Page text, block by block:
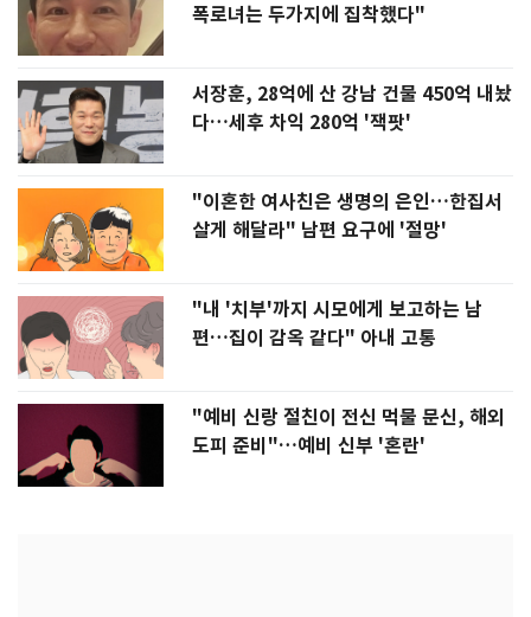
폭로녀는 두가지에 집착했다"
서장훈, 28억에 산 강남 건물 450억 내놨
다…세후 차익 280억 '잭팟'
"이혼한 여사친은 생명의 은인…한집서
살게 해달라" 남편 요구에 '절망'
"내 '치부'까지 시모에게 보고하는 남
편…집이 감옥 같다" 아내 고통
"예비 신랑 절친이 전신 먹물 문신, 해외
도피 준비"…예비 신부 '혼란'